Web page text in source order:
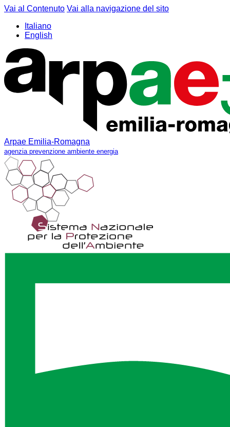
Vai al Contenuto Vai alla navigazione del sito
Italiano
English
Arpae Emilia-Romagna
agenzia prevenzione ambiente energia